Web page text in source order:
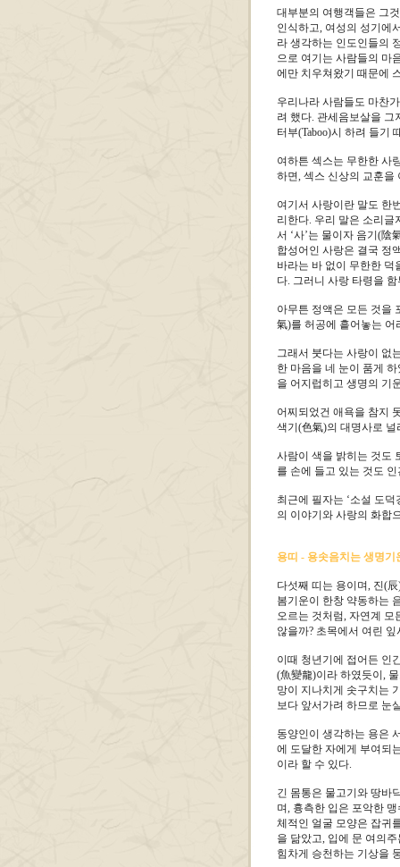
대부분의 여행객들은 그
인식하고, 여성의 성기에
라 생각하는 인도인들의
으로 여기는 사람들의 마
에만 치우쳐왔기 때문에
우리나라 사람들도 마찬
려 했다. 관세음보살을
터부(Taboo)시 하려 들기
여하튼 섹스는 무한한 사
하면, 섹스 신상의 교훈을
여기서 사랑이란 말도 한
리한다. 우리 말은 소리글
서 ‘사’는 물이자 음기(陰
합성어인 사랑은 결국 정
바라는 바 없이 무한한 덕
다. 그러니 사랑 타령을
아무튼 정액은 모든 것을
氣)를 허공에 흩어놓는 어
그래서 붓다는 사랑이 없
한 마음을 네 눈이 품게
을 어지럽히고 생명의 기
어찌되었건 애욕을 참지
색기(色氣)의 대명사로
사람이 색을 밝히는 것도
를 손에 들고 있는 것도
최근에 필자는 ‘소설 도
의 이야기와 사랑의 화합
용띠 - 용솟음치는 생명기
다섯째 띠는 용이며, 진(
봄기운이 한창 약동하는
오르는 것처럼, 자연계
않을까? 초목에서 여린
이때 청년기에 접어든 인
(魚變龍)이라 하였듯이,
망이 지나치게 솟구치는
보다 앞서가려 하므로 눈
동양인이 생각하는 용은
에 도달한 자에게 부여되
이라 할 수 있다.
긴 몸통은 물고기와 땅바
며, 흉측한 입은 포악한
체적인 얼굴 모양은 잡귀
을 닮았고, 입에 문 여의
힘차게 승천하는 기상을